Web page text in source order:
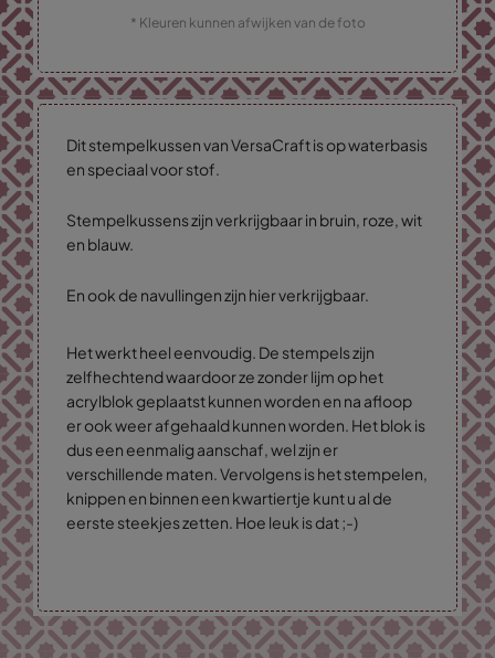
* Kleuren kunnen afwijken van de foto
Dit stempelkussen van VersaCraft is op waterbasis
en speciaal voor stof.
Stempelkussens zijn verkrijgbaar in bruin, roze, wit
en blauw.
En ook de navullingen zijn hier verkrijgbaar.
Het werkt heel eenvoudig. De stempels zijn
zelfhechtend waardoor ze zonder lijm op het
acrylblok geplaatst kunnen worden en na afloop
er ook weer afgehaald kunnen worden. Het blok is
dus een eenmalig aanschaf, wel zijn er
verschillende maten. Vervolgens is het stempelen,
knippen en binnen een kwartiertje kunt u al de
eerste steekjes zetten. Hoe leuk is dat ;-)